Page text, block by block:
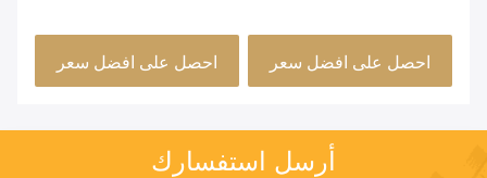
احصل على افضل سعر احصل على افضل سعر
أرسل استفسارك